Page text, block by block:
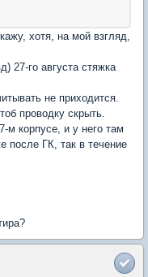
хотя, на мой взгляд,
27-го августа стяжка
не приходится.
проводку скрыть.
м корпусе, и у него там
после ГК, так в течение